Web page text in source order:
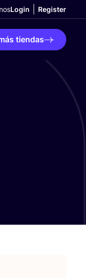
Login Register
tiendas